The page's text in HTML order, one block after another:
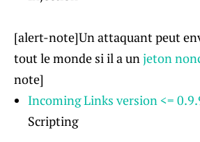
[alert-note]Un attaquant peut
tout le monde si il a unjeton
note]
Incoming Linksversion <=
Scripting